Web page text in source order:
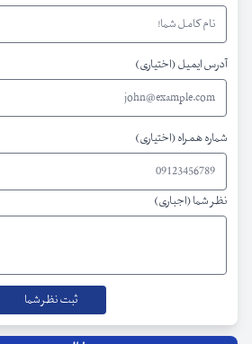
آدرس ایمیل (اختیاری)
شماره همراه (اختیاری)
نظر شما (اجباری)